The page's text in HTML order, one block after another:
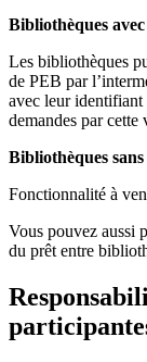
Bibliothèques
Les bibliothèques
de PEB par
avec leur identifiant
demandes par cette
Bibliothèques
Fonctionnalité à
Vous pouvez aussi
du prêt entre